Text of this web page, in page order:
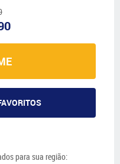
para sua região: